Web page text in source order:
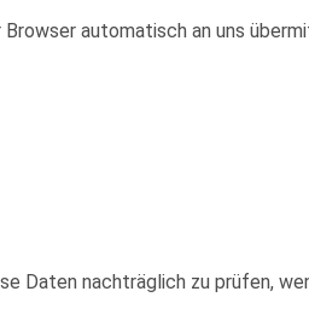
automatisch an uns
Daten nachträglich zu prüfen,